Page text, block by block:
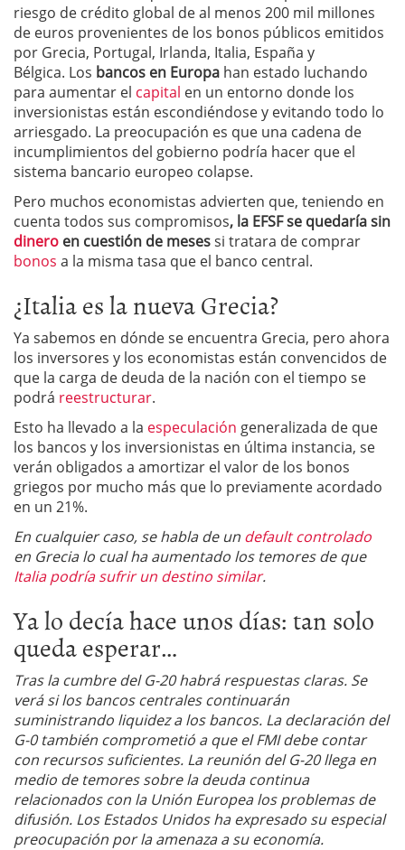
riesgo de crédito global de al menos 200 mil millones
de euros provenientes de los bonos públicos emitidos
por Grecia, Portugal, Irlanda, Italia, España y
Bélgica. Los bancos en Europa han estado luchando
para aumentar el capital en un entorno donde los
inversionistas están escondiéndose y evitando todo lo
arriesgado. La preocupación es que una cadena de
incumplimientos del gobierno podría hacer que el
sistema bancario europeo colapse.
Pero muchos economistas advierten que, teniendo en
cuenta todos sus compromisos, la EFSF se quedaría sin
dinero en cuestión de mesessi tratara de comprar
bonos a la misma tasa que el banco central.
¿Italia es la nueva Grecia?
Ya sabemos en dónde se encuentra Grecia, pero ahora
los inversores y los economistas están convencidos de
que la carga de deuda de la nación con el tiempo se
podrá reestructurar.
Esto ha llevado a la especulación generalizada de que
los bancos y los inversionistas en última instancia, se
verán obligados a amortizar el valor de los bonos
griegos por mucho más que lo previamente acordado
en un 21%.
En cualquier caso, se habla de un default controlado
en Grecia lo cual ha aumentado los temores de que
Italia podría sufrir un destino similar.
Ya lo decía hace unos días: tan solo
queda esperar…
Tras la cumbre del G-20 habrá respuestas claras. Se
verá si los bancos centrales continuarán
suministrando liquidez a los bancos. La declaración del
G-0 también comprometió a que el FMI debe contar
con recursos suficientes. La reunión del G-20 llega en
medio de temores sobre la deuda continua
relacionados con la Unión Europea los problemas de
difusión. Los Estados Unidos ha expresado su especial
preocupación por la amenaza a su economía.